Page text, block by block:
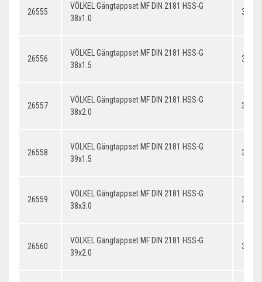
26555
VÖLKEL Gängtappset MF DIN 2181 HSS-G
38x1.0
26556
VÖLKEL Gängtappset MF DIN 2181 HSS-G
38x1.5
26557
VÖLKEL Gängtappset MF DIN 2181 HSS-G
38x2.0
26558
VÖLKEL Gängtappset MF DIN 2181 HSS-G
39x1.5
26559
VÖLKEL Gängtappset MF DIN 2181 HSS-G
38x3.0
26560
VÖLKEL Gängtappset MF DIN 2181 HSS-G
39x2.0